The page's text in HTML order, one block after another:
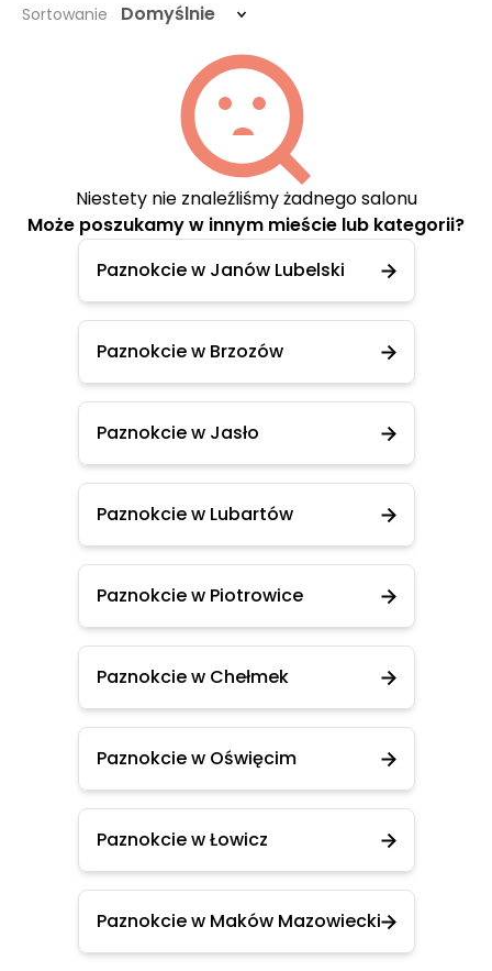
Sortowanie Domyślnie
Niestety nie znaleźliśmy żadnego salonu
Może poszukamy w innym mieście lub kategorii?
Paznokcie w Janów Lubelski
Paznokcie w Brzozów
Paznokcie w Jasło
Paznokcie w Lubartów
Paznokcie w Piotrowice
Paznokcie w Chełmek
Paznokcie w Oświęcim
Paznokcie w Łowicz
Paznokcie w Maków Mazowiecki